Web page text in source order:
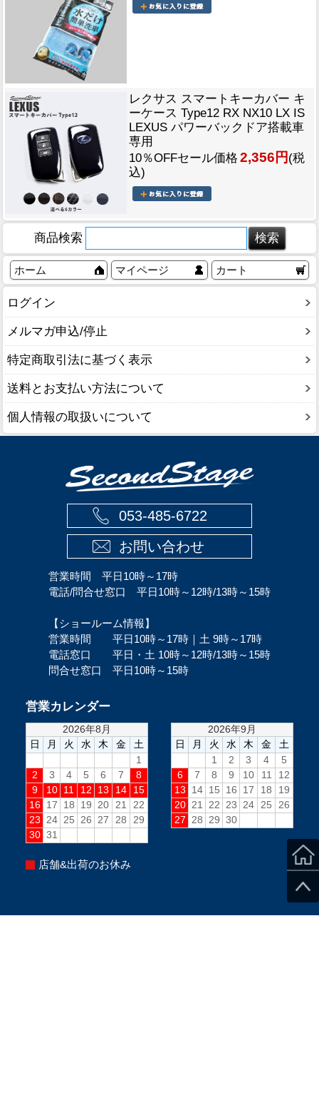
レクサス スマートキーカバー キ
ーケース Type12 RX NX10 LX IS
LEXUS パワーバックドア搭載車
専用
10％OFFセール価格 2,356円 (税
込)
商品検索
ホーム マイページ カート
ログイン
メルマガ申込/停止
特定商取引法に基づく表示
送料とお支払い方法について
個人情報の取扱いについて
053-485-6722
お問い合わせ
営業時間 平日10時～17時
電話/問合せ窓口 平日10時～12時/13時～15時
【ショールーム情報】
営業時間 平日10時～17時｜土 9時～17時
電話窓口 平日・土 10時～12時/13時～15時
問合せ窓口 平日10時～15時
営業カレンダー
店舗&出荷のお休み